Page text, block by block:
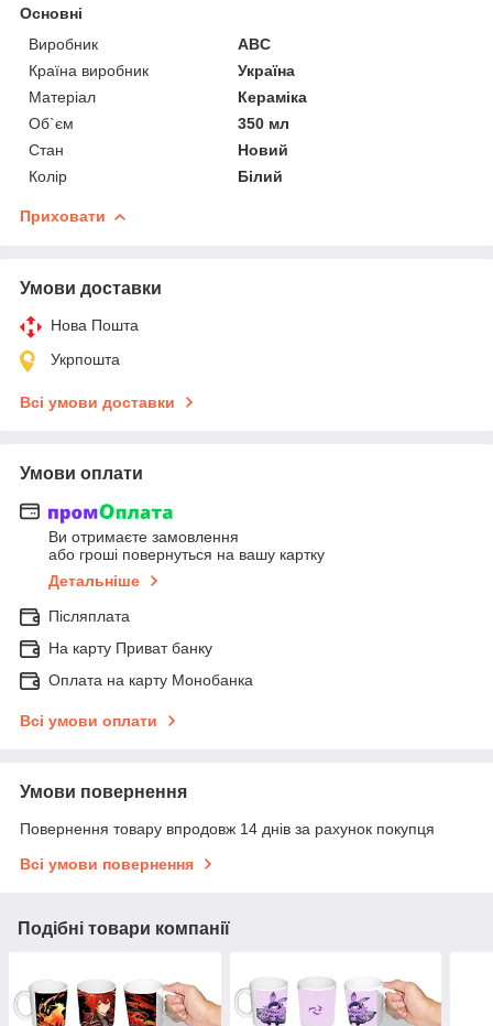
Основні
Виробник
ABC
Країна виробник
Україна
Матеріал
Кераміка
Об`єм
350 мл
Стан
Новий
Колір
Білий
Приховати
Умови доставки
Нова Пошта
Укрпошта
Всі умови доставки
Умови оплати
Ви отримаєте замовлення
або гроші повернуться на вашу картку
Детальніше
Післяплата
На карту Приват банку
Оплата на карту Монобанка
Всі умови оплати
Умови повернення
Повернення товару впродовж 14 днів за рахунок покупця
Всі умови повернення
Подібні товари компанії